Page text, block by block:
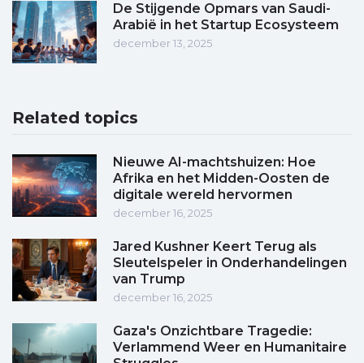
De Stijgende Opmars van Saudi-
Arabië in het Startup Ecosysteem
december 13, 2025
Related topics
Nieuwe AI-machtshuizen: Hoe
Afrika en het Midden-Oosten de
digitale wereld hervormen
december 16, 2025
Jared Kushner Keert Terug als
Sleutelspeler in Onderhandelingen
van Trump
december 16, 2025
Gaza's Onzichtbare Tragedie:
Verlammend Weer en Humanitaire